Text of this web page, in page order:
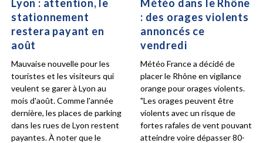
Lyon : attention, le
stationnement
restera payant en
août
Mauvaise nouvelle pour les
touristes et les visiteurs qui
veulent se garer à Lyon au
mois d'août. Comme l'année
dernière, les places de parking
dans les rues de Lyon restent
payantes. À noter que le
Météo dans le Rhône
: des orages violents
annoncés ce
vendredi
Météo France a décidé de
placer le Rhône en vigilance
orange pour orages violents.
"Les orages peuvent être
violents avec un risque de
fortes rafales de vent pouvant
atteindre voire dépasser 80-